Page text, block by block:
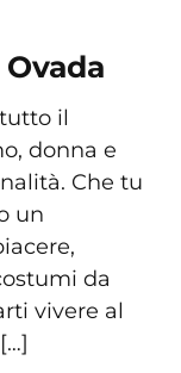
il
donna e
Che tu
un
da
vivere al